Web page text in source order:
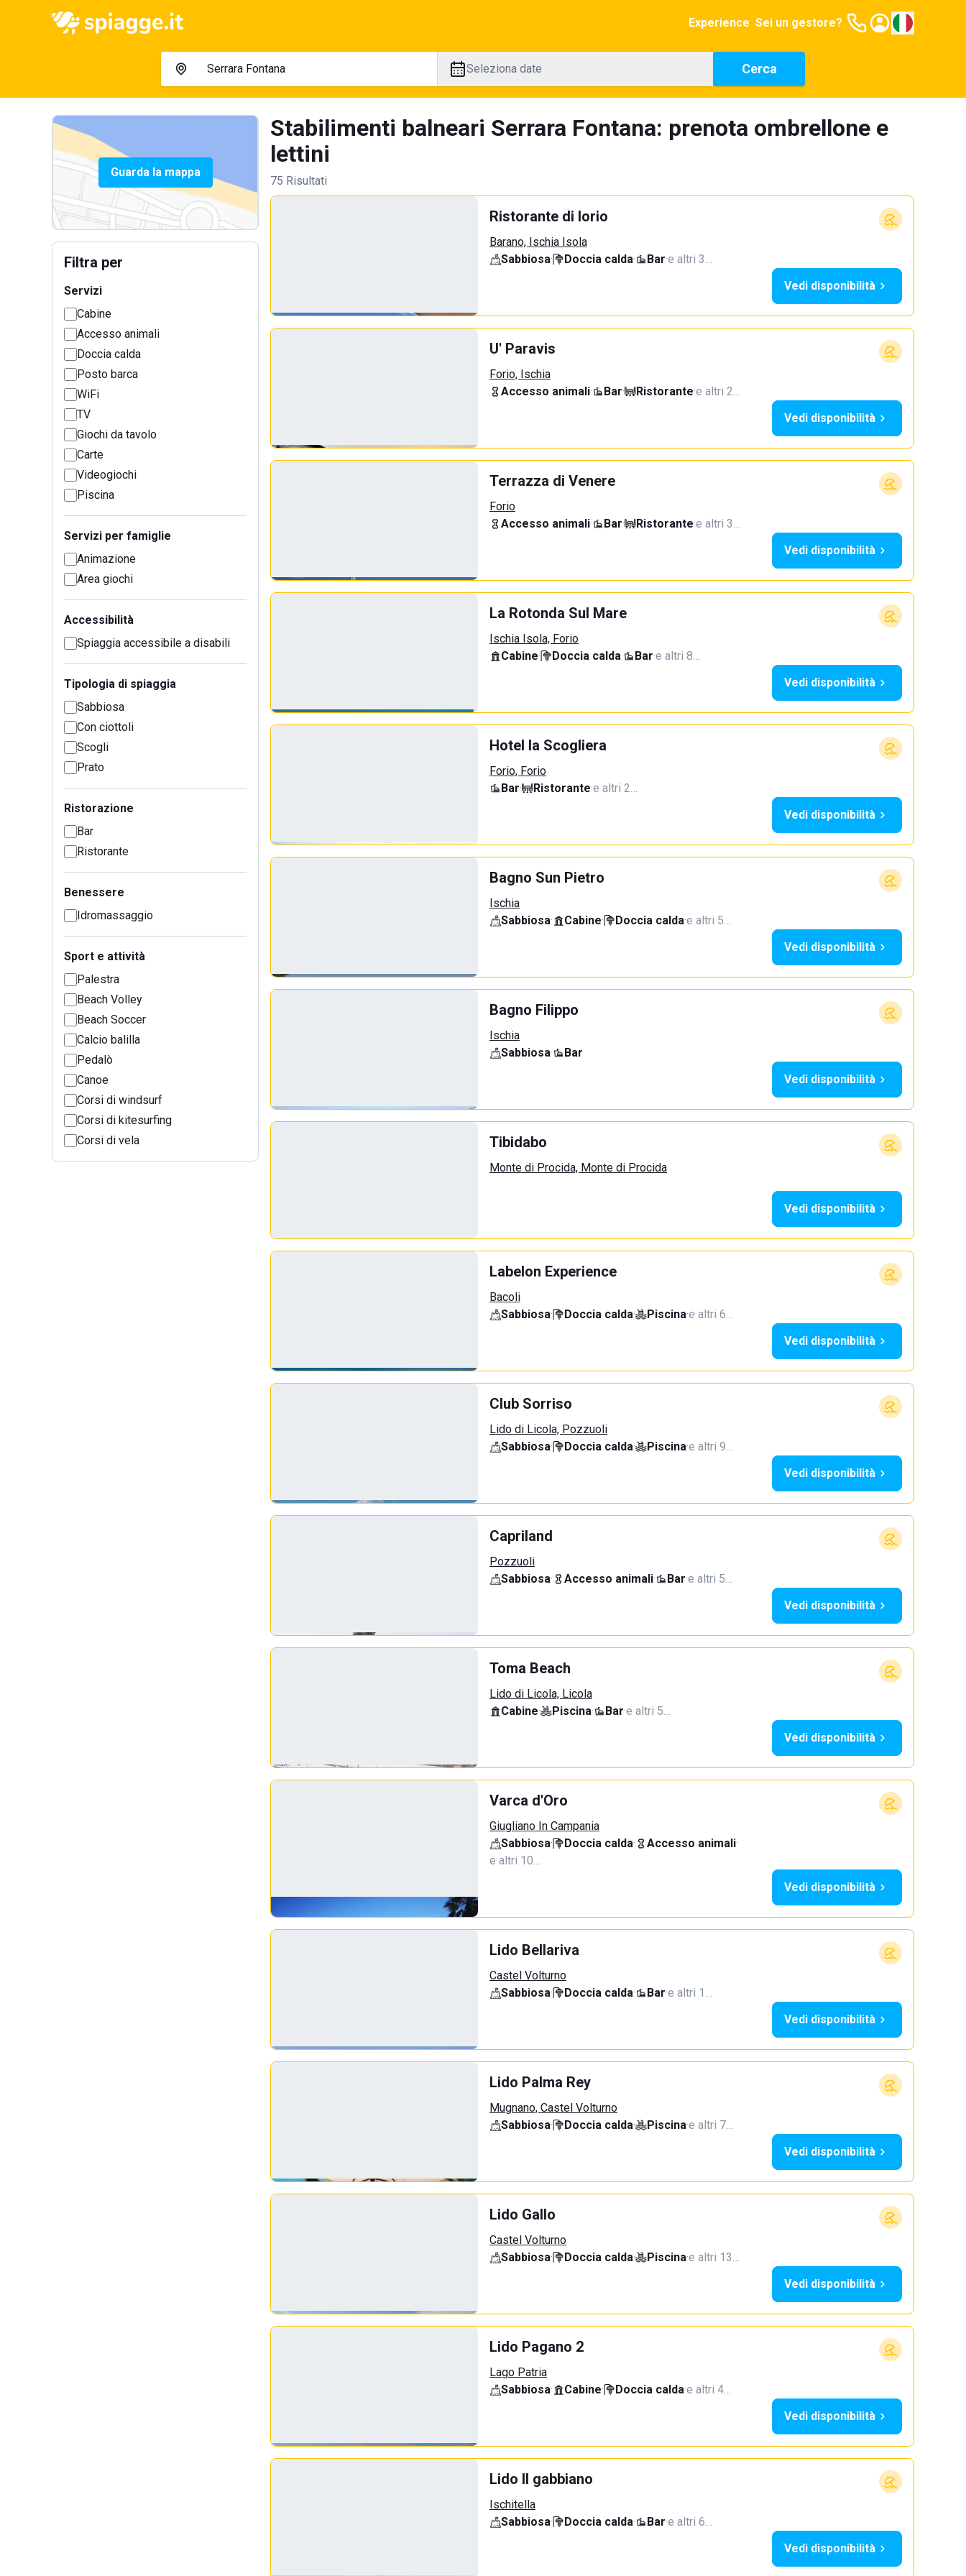
Experience Sei un gestore?
Seleziona date Cerca
Guarda la mappa
Filtra per
Servizi
Cabine
Accesso animali
Doccia calda
Posto barca
WiFi
TV
Giochi da tavolo
Carte
Videogiochi
Piscina
Servizi per famiglie
Animazione
Area giochi
Accessibilità
Spiaggia accessibile a disabili
Tipologia di spiaggia
Sabbiosa
Con ciottoli
Scogli
Prato
Ristorazione
Bar
Ristorante
Benessere
Idromassaggio
Sport e attività
Palestra
Beach Volley
Beach Soccer
Calcio balilla
Pedalò
Canoe
Corsi di windsurf
Corsi di kitesurfing
Corsi di vela
Stabilimenti balneari Serrara Fontana: prenota ombrellone e
lettini
75 Risultati
Ristorante di Iorio
Barano, Ischia Isola
Sabbiosa· Doccia calda· Bar·e altri 3…
Vedi disponibilità
U' Paravis
Forio, Ischia
Accesso animali· Bar· Ristorante·e altri 2…
Vedi disponibilità
Terrazza di Venere
Forio
Accesso animali· Bar· Ristorante·e altri 3…
Vedi disponibilità
La Rotonda Sul Mare
Ischia Isola, Forio
Cabine· Doccia calda· Bar·e altri 8…
Vedi disponibilità
Hotel la Scogliera
Forio, Forio
Bar· Ristorante·e altri 2…
Vedi disponibilità
Bagno Sun Pietro
Ischia
Sabbiosa· Cabine· Doccia calda·e altri 5…
Vedi disponibilità
Bagno Filippo
Ischia
Sabbiosa·
Bar
Vedi disponibilità
Tibidabo
Monte di Procida, Monte di Procida
Vedi disponibilità
Labelon Experience
Bacoli
Sabbiosa· Doccia calda· Piscina·e altri 6…
Vedi disponibilità
Club Sorriso
Lido di Licola, Pozzuoli
Sabbiosa· Doccia calda· Piscina·e altri 9…
Vedi disponibilità
Capriland
Pozzuoli
Sabbiosa· Accesso animali· Bar·e altri 5…
Vedi disponibilità
Toma Beach
Lido di Licola, Licola
Cabine· Piscina· Bar·e altri 5…
Vedi disponibilità
Varca d'Oro
Giugliano In Campania
Sabbiosa· Doccia calda· Accesso animali·
e altri 10…
Vedi disponibilità
Lido Bellariva
Castel Volturno
Sabbiosa· Doccia calda· Bar·e altri 1…
Vedi disponibilità
Lido Palma Rey
Mugnano, Castel Volturno
Sabbiosa· Doccia calda· Piscina·e altri 7…
Vedi disponibilità
Lido Gallo
Castel Volturno
Sabbiosa· Doccia calda· Piscina·e altri 13…
Vedi disponibilità
Lido Pagano 2
Lago Patria
Sabbiosa· Cabine· Doccia calda·e altri 4…
Vedi disponibilità
Lido Il gabbiano
Ischitella
Sabbiosa· Doccia calda· Bar·e altri 6…
Vedi disponibilità